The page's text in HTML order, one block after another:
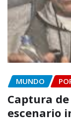
MUNDO
Captura
escenario